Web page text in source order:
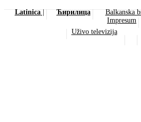
Latinica| Ћирилица Balkanska
Impresum
Uživo televizija